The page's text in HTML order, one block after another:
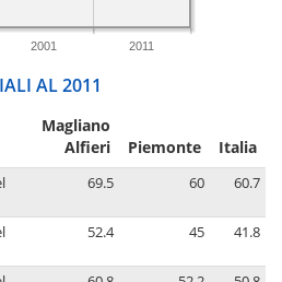
2001 2011
AL 2011
Magliano
Alfieri
Piemonte Italia
69.5 60 60.7
52.4 45 41.8